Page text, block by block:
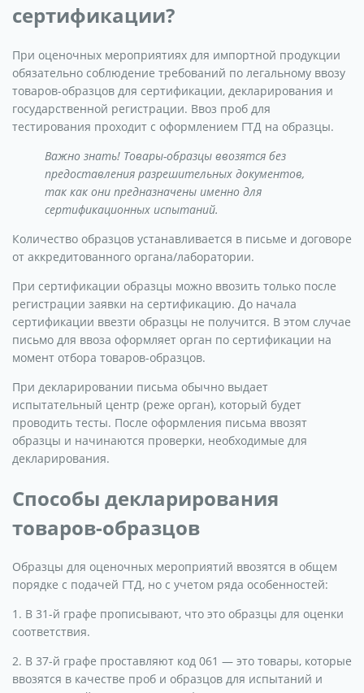
сертификации?
При оценочных мероприятиях для импортной продукции
обязательно соблюдение требований по легальному ввозу
товаров-образцов для сертификации, декларирования и
государственной регистрации. Ввоз проб для
тестирования проходит с оформлением ГТД на образцы.
Важно знать! Товары-образцы ввозятся без
предоставления разрешительных документов,
так как они предназначены именно для
сертификационных испытаний.
Количество образцов устанавливается в письме и договоре
от аккредитованного органа/лаборатории.
При сертификации образцы можно ввозить только после
регистрации заявки на сертификацию. До начала
сертификации ввезти образцы не получится. В этом случае
письмо для ввоза оформляет орган по сертификации на
момент отбора товаров-образцов.
При декларировании письма обычно выдает
испытательный центр (реже орган), который будет
проводить тесты. После оформления письма ввозят
образцы и начинаются проверки, необходимые для
декларирования.
Способы декларирования
товаров-образцов
Образцы для оценочных мероприятий ввозятся в общем
порядке с подачей ГТД, но с учетом ряда особенностей:
1. В 31-й графе прописывают, что это образцы для оценки
соответствия.
2. В 37-й графе проставляют код 061 — это товары, которые
ввозятся в качестве проб и образцов для испытаний и